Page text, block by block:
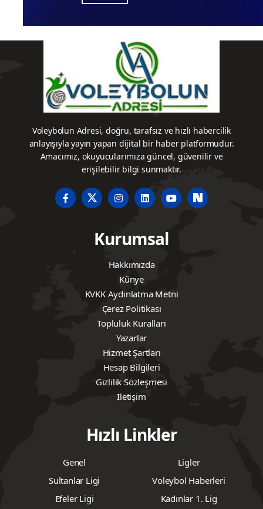
Voleybolun Adresi, doğru, tarafsız ve hızlı habercilik
anlayışıyla yayın yapan dijital bir haber platformudur.
Amacımız, okuyucularımıza güncel, güvenilir ve
erişilebilir bilgi sunmaktır.
Kurumsal
Hakkımızda
Künye
KVKK Aydınlatma Metni
Çerez Politikası
Topluluk Kuralları
Yazarlar
Hizmet Şartları
Hesap Bilgileri
Gizlilik Sözleşmesi
İletişim
Hızlı Linkler
Genel
Ligler
Sultanlar Ligi
Voleybol Haberleri
Efeler Ligi
Kadınlar 1. Lig